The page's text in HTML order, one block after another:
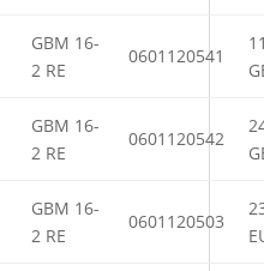
GBM 16-
2 RE
0601120541
GBM 16-
2 RE
0601120542
GBM 16-
2 RE
0601120503